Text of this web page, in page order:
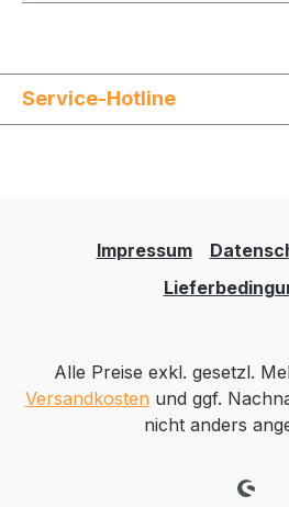
Service-Hotline
Impressum
Alle Preise exkl. gesetzl.
Versandkosten und ggf.
nicht anders